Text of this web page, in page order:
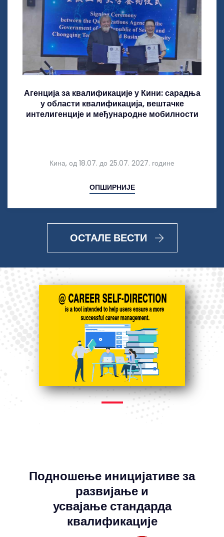
Агенција за квалификације у Кини: сарадња
у области квалификација, вештачке
интелигенције и међународне мобилности
Кина, од 18.07. до 25.07. 2027. године
ОПШИРНИЈЕ
ОСТАЛЕ ВЕСТИ
Подношење иницијативе за
развијање и
усвајање стандарда
квалификације